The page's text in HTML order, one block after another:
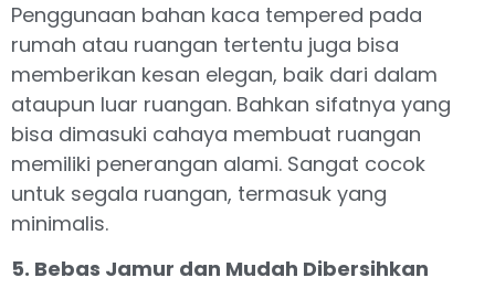
Penggunaan bahan kaca tempered pada
rumah atau ruangan tertentu juga bisa
memberikan kesan elegan, baik dari dalam
ataupun luar ruangan. Bahkan sifatnya yang
bisa dimasuki cahaya membuat ruangan
memiliki penerangan alami. Sangat cocok
untuk segala ruangan, termasuk yang
minimalis.
5. Bebas Jamur dan Mudah Dibersihkan